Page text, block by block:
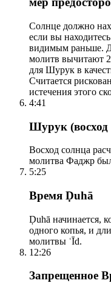
Солнце должно
если вы
видимым раньше.
молитв вычитают
для Шурук в
Считается
истечения этого
4:41
Шурук (восход
Восход солнца
молитва Фаджр
5:25
Время Ḍuhā
Ḍuhā начинается,
одного копья, и
молитвы ʿĪd.
12:26
Запрещенное